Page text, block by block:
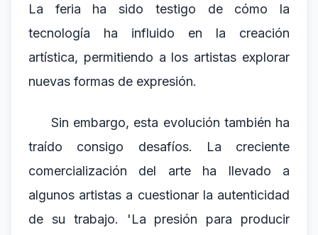
La feria ha sido testigo de cómo la
tecnología ha influido en la creación
artística, permitiendo a los artistas explorar
nuevas formas de expresión.
Sin embargo, esta evolución también ha
traído consigo desafíos. La creciente
comercialización del arte ha llevado a
algunos artistas a cuestionar la autenticidad
de su trabajo. 'La presión para producir